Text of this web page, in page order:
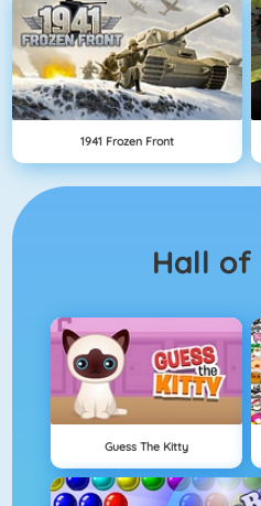
1941 Frozen Front
Hall of
Guess The Kitty